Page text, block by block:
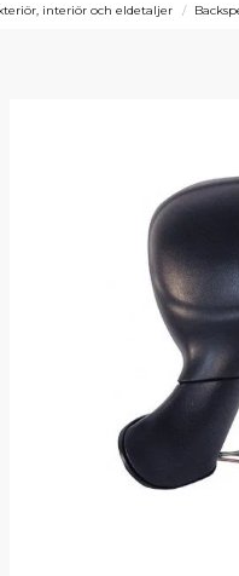
interiör och eldetaljer